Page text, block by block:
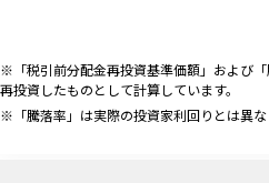
※「税引前分配金再投資基準価額」および
再投資したものとして計算しています。
※「騰落率」は実際の投資家利回りとは異な